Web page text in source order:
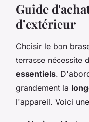
Guide
d’extérieur
Choisir le bon
terrasse nécessite
essentiels.
grandement la
l'appareil. Voici